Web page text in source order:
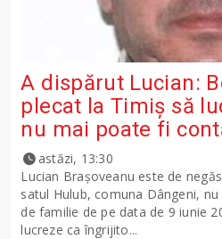
A dispărut Lucian:
plecat la Timiș să
nu mai poate fi
astăzi, 13:30
Lucian Brașoveanu este de
satul Hulub, comuna Dângeni,
de familie de pe data de 9 iunie
lucreze ca îngrijito...